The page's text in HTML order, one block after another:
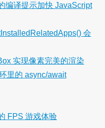
编译提示加快 JavaScript
会
实现像素完美的渲染
里的 async/await
FPS 游戏体验